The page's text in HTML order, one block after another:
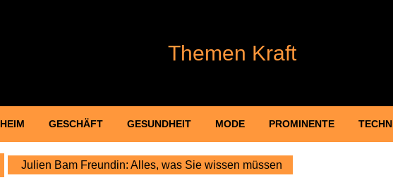
Themen Kraft
HEIM GESCHÄFT GESUNDHEIT MODE PROMINENTE TECHN
Julien Bam Freundin: Alles, was Sie wissen müssen